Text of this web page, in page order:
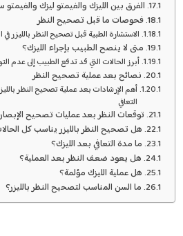
الفرق بين الليزك والفيمتو ليزك
فحوصات ما قبل تصحيح النظر
الاستشارة الطبية قبل تصحيح النظر بالليزر في
متى لا ينصح الطبيب بإجراء الليزك؟
أبرز الحالات التي قد تدفع الطبيب إلى عدم
نصائح بعد عملية تصحيح النظر
أهم الإرشادات بعد عملية تصحيح النظر
التعافي
توقعات النظر بعد عمليات تصحيح
هل تصحيح النظر بالليزر يناسب كل
ما مدة التعافي بعد الليزك؟
هل يعود ضعف النظر بعد العملية؟
هل عملية الليزك مؤلمة؟
ما السن المناسب لتصحيح النظر بالليزر؟